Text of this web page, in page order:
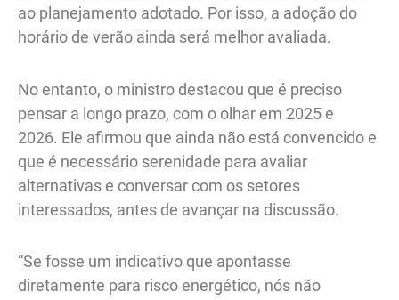
ao planejamento adotado. Por isso, a adoção do
horário de verão ainda será melhor avaliada.
No entanto, o ministro destacou que é preciso
pensar a longo prazo, com o olhar em 2025 e
2026. Ele afirmou que ainda não está convencido e
que é necessário serenidade para avaliar
alternativas e conversar com os setores
interessados, antes de avançar na discussão.
“Se fosse um indicativo que apontasse
diretamente para risco energético, nós não